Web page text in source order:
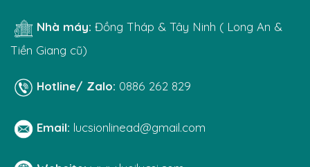
Nhà máy: Đồng Tháp & Tây Ninh ( Long An &
Tiền Giang cũ)
Hotline/ Zalo: 0886 262 829
Email: lucsionlinead@gmail.com